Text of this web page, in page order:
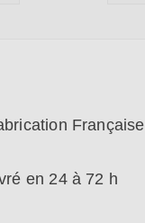
Française
en 24 à 72 h